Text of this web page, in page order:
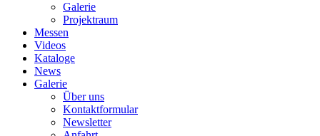
Galerie
Projektraum
Messen
Videos
Kataloge
News
Galerie
Über uns
Kontaktformular
Newsletter